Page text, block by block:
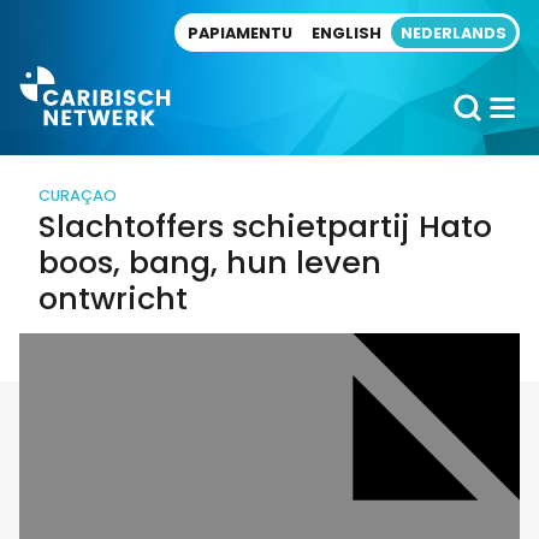
PAPIAMENTU ENGLISH NEDERLANDS
CURAÇAO
Slachtoffers schietpartij Hato
boos, bang, hun leven
ontwricht